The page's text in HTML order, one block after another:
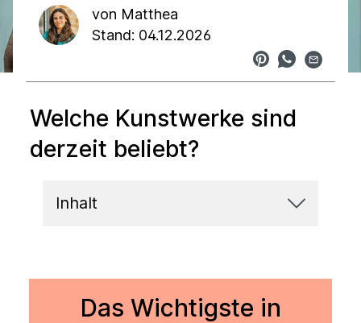
von Matthea
Stand: 04.12.2026
Welche Kunstwerke sind
derzeit beliebt?
Inhalt
Das Wichtigste in